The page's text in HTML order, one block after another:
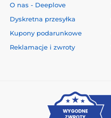
O nas - Deeplove
Dyskretna przesyłka
Kupony podarunkowe
Reklamacje i zwroty